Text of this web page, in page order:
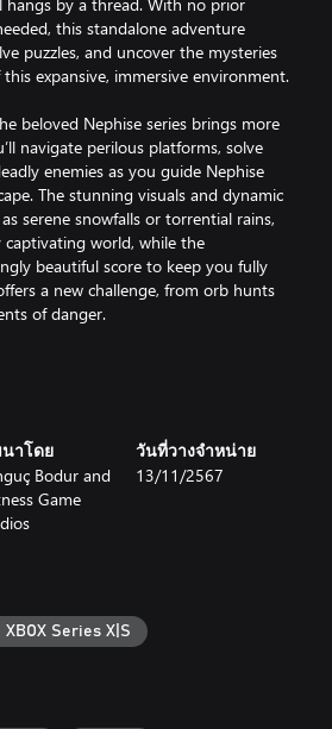
this standalone adventure
puzzles, and uncover the mysteries
expansive, immersive environment.
beloved Nephise series brings more
navigate perilous platforms, solve
enemies as you guide Nephise
The stunning visuals and dynamic
serene snowfalls or torrential rains,
world, while the
beautiful score to keep you fully
a new challenge, from orb hunts
of danger.
atmospheric experience filled with
lore?
าโดย
Bodur and
Game
วันที่วางจำหน่าย
13/11/2567
XBOX Series X|S